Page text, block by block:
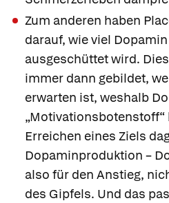
Zum anderen haben
darauf, wie viel
ausgeschüttet wird.
immer dann gebildet,
erwarten ist, weshalb
Erreichen eines Ziels
Dopaminproduktion –
also für den Anstieg,
des Gipfels. Und das